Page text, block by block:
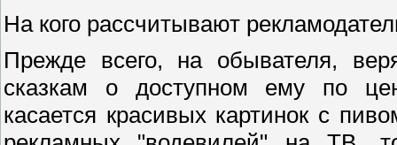
На кого рассчитывают
Прежде всего, на обывателя,
сказкам о доступном ему по
касается красивых картинок с